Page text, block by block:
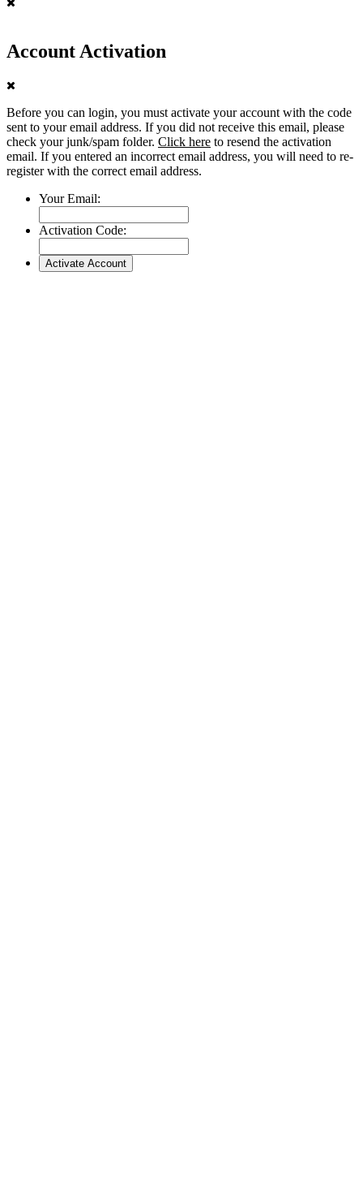
Account Activation
Before you can login, you must activate your account with the code
sent to your email address. If you did not receive this email, please
check your junk/spam folder. Click here to resend the activation
email. If you entered an incorrect email address, you will need to re-
register with the correct email address.
Your Email:
Activation Code: